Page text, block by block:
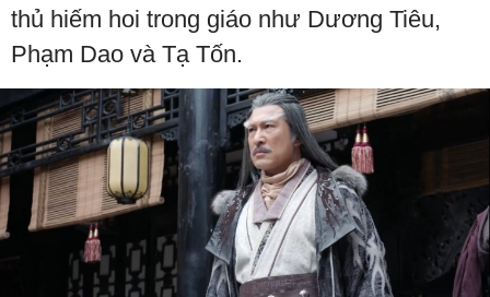
thủ hiếm hoi trong giáo như Dương Tiêu,
Phạm Dao và Tạ Tốn.